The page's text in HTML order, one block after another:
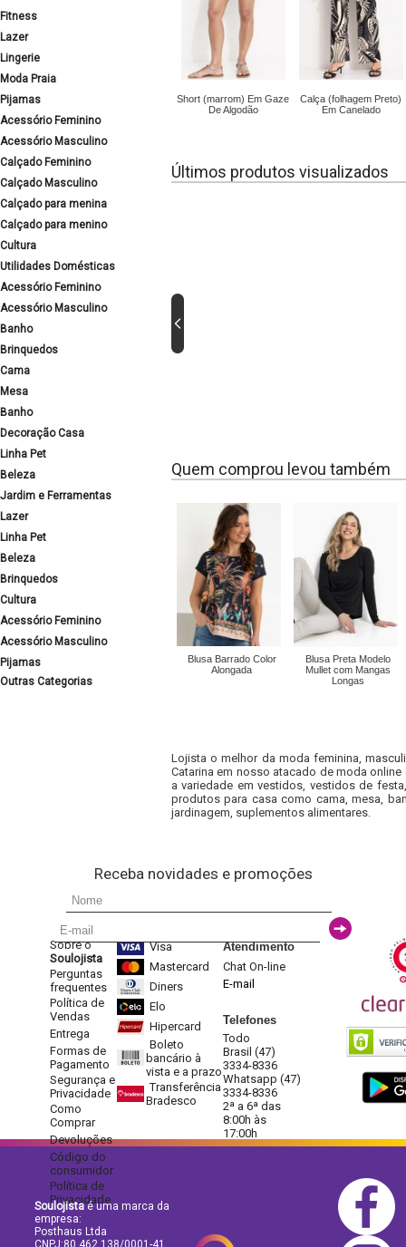
Fitness
Lazer
Lingerie
Moda Praia
Pijamas
Acessório Feminino
Acessório Masculino
Calçado Feminino
Calçado Masculino
Calçado para menina
Calçado para menino
Cultura
Utilidades Domésticas
Acessório Feminino
Acessório Masculino
Banho
Brinquedos
Cama
Mesa
Banho
Decoração Casa
Linha Pet
Beleza
Jardim e Ferramentas
Lazer
Linha Pet
Beleza
Brinquedos
Cultura
Acessório Feminino
Acessório Masculino
Pijamas
Outras Categorias
Short (marrom) Em Gaze
De Algodão
Calça (folhagem Preto)
Em Canelado
Últimos produtos visualizados
Quem comprou levou também
Blusa Barrado Color
Alongada
Blusa Preta Modelo
Mullet com Mangas
Longas
Lojista o melhor da moda feminina,
Catarina em nosso atacado de moda
a variedade em vestidos, vestidos de
produtos para casa como cama, mesa,
jardinagem, suplementos alimentares.
Receba novidades e promoções
Sobre o
Soulojista
Perguntas
frequentes
Política de
Vendas
Entrega
Formas de
Pagamento
Segurança e
Privacidade
Como
Comprar
Devoluções
Código do
consumidor
Política de
Privacidade
Visa
Mastercard
Diners
Elo
Hipercard
Boleto
bancário à
vista e a prazo
Transferência
Bradesco
Atendimento
Chat On-line
E-mail
Telefones
Todo
Brasil (47)
3334-8336
Whatsapp (47)
3334-8336
2ª a 6ª das
8:00h às
17:00h
Soulojistaé uma marca da
empresa:
Posthaus Ltda
CNPJ:80.462.138/0001-41